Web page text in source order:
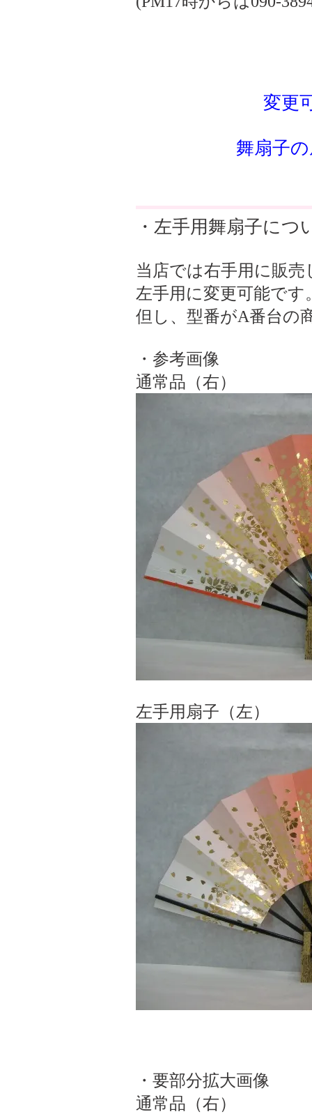
変更
舞扇子
・左手用舞扇子につ
当店では右手用に販
左手用に変更可能です
但し、型番がA番台の
・参考画像
通常品（右）
左手用扇子（左）
・要部分拡大画像
通常品（右）